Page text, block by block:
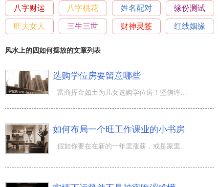
八字财运 八字桃花 姓名配对 缘份测试
旺夫女人 三生三世 财神灵签 红线姻缘
风水上的四如何摆放的文章列表
选购学位房要留意哪些
富商挥金如土为儿女选购学位房！坚信许多人都曾见过身旁的相近状况：以便让小孩能有优良的学习培训自然环境
如何布局一个旺工作课业的小书房
假如你要在在新的一年里涨薪，或是家里有小孩已经念书，想提高课业，那么，今日周易大师讲的內容与你相关。